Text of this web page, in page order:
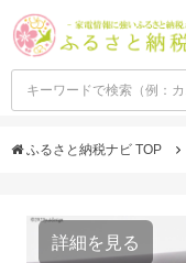
ふるさと納税ナビ TOP
詳細を見る